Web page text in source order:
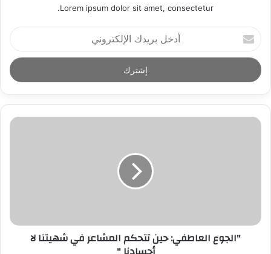
Lorem ipsum dolor sit amet, consectetur.
أ
د
خ
ل
ر
د
ر
"الجوع العاطفي: حين تتحكم المشاعر في شهيتنا لا